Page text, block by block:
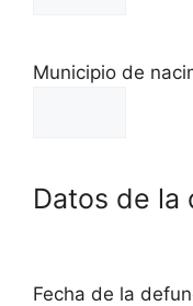
Municipio de
Datos de la
Fecha de la